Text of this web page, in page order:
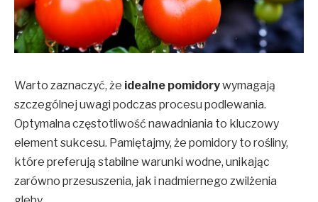
Warto zaznaczyć, że idealne pomidorywymagają
szczególnej uwagi podczas procesu podlewania.
Optymalna częstotliwość nawadniania to kluczowy
element sukcesu. Pamiętajmy, że pomidory to rośliny,
które preferują stabilne warunki wodne, unikając
zarówno przesuszenia, jak i nadmiernego zwilżenia